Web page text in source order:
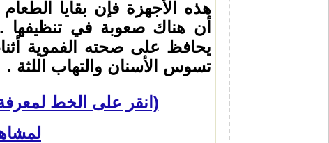
هذه الأجهزة فإن بقايا
أن هناك صعوبة في
يحافظ على صحته الفموية
تسوس الأسنان والتهاب اللثة .
(انقر على الخط